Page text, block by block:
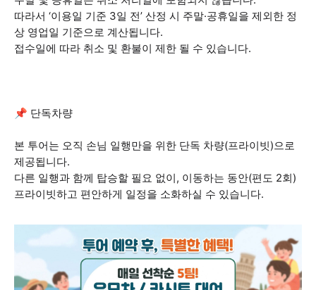
따라서 ‘이용일 기준 3일 전’ 산정 시 주말·공휴일을 제외한 정
상 영업일 기준으로 계산됩니다.
접수일에 따라 취소 및 환불이 제한 될 수 있습니다.
📌 단독차량
본 투어는 오직 손님 일행만을 위한 단독 차량(프라이빗)으로
제공됩니다.
다른 일행과 함께 탑승할 필요 없이, 이동하는 동안(편도 2회)
프라이빗하고 편안하게 일정을 소화하실 수 있습니다.